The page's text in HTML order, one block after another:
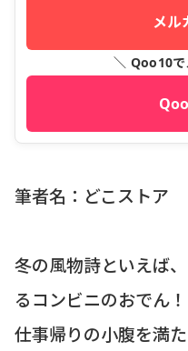
メル
＼ Qoo10で
筆者名：どこストア
冬の風物詩といえば
るコンビニのおでん！
仕事帰りの小腹を満